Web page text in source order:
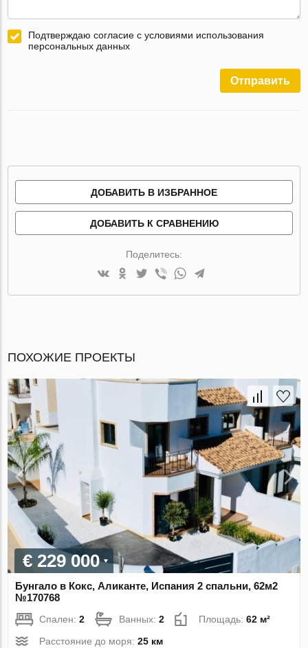
Подтверждаю согласие с условиями использования
персональных данных
Отправить
ДОБАВИТЬ В ИЗБРАННОЕ
ДОБАВИТЬ К СРАВНЕНИЮ
Поделитесь:
ПОХОЖИЕ ПРОЕКТЫ
€ 229 000
Бунгало в Кокс, Аликанте, Испания 2 спальни, 62м2
№170768
Спален:2 Ванных:2 Площадь:62 м²
Расстояние до моря:25 км